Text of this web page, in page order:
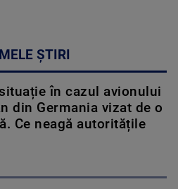
ȘTIRI
în cazul avionului
din Germania vizat de o
Ce neagă autoritățile